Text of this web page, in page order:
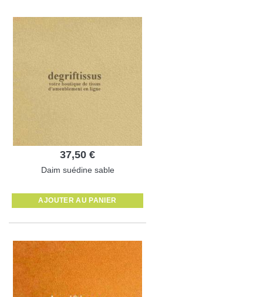
37,50 €
Daim suédine sable
AJOUTER AU PANIER